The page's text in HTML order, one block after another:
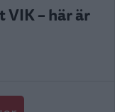
– här är